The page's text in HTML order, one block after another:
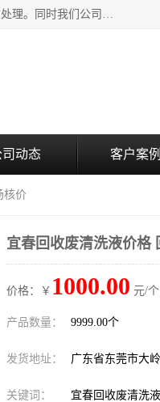
东莞市大岭山莞峰清洗剂经营部提供废旧化工原料的循环使用存放点，执行正规的存放，有正规的回收资质处理。同时我们公司批发零售回收级清洗剂，废液压油、废变压油、废清洗剂、脱模油、再生基础油，质量保证。
司动态 客户案例
核价
宜春回收废清洗液价格
价格：￥ 1000.00 元/
产品数量： 9999.00个
发货地址： 广东省东莞市大
关键词： 宜春回收废清洗